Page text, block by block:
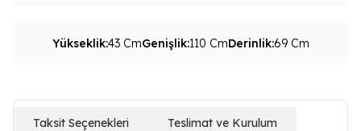
Yükseklik:43 CmGenişlik:110 CmDerinlik:69 Cm
Taksit Seçenekleri Teslimat ve Kurulum